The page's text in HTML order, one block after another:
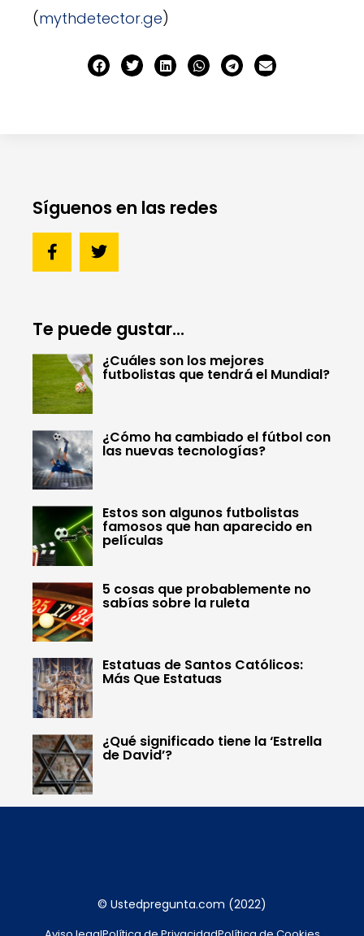
(mythdetector.ge)
Síguenos en las redes
Te puede gustar...
¿Cuáles son los mejores
futbolistas que tendrá el Mundial?
¿Cómo ha cambiado el fútbol con
las nuevas tecnologías?
Estos son algunos futbolistas
famosos que han aparecido en
películas
5 cosas que probablemente no
sabías sobre la ruleta
Estatuas de Santos Católicos:
Más Que Estatuas
¿Qué significado tiene la ‘Estrella
de David’?
© Ustedpregunta.com (2022)